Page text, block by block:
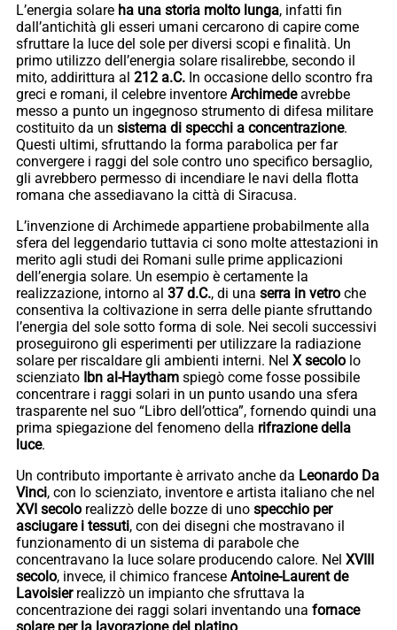
L’energia solare ha una storia molto lunga, infatti fin
dall’antichità gli esseri umani cercarono di capire come
sfruttare la luce del sole per diversi scopi e finalità. Un
primo utilizzo dell’energia solare risalirebbe, secondo il
mito, addirittura al 212 a.C. In occasione dello scontro fra
greci e romani, il celebre inventore Archimedeavrebbe
messo a punto un ingegnoso strumento di difesa militare
costituito da un sistema di specchi a concentrazione.
Questi ultimi, sfruttando la forma parabolica per far
convergere i raggi del sole contro uno specifico bersaglio,
gli avrebbero permesso di incendiare le navi della flotta
romana che assediavano la città di Siracusa.
L’invenzione di Archimede appartiene probabilmente alla
sfera del leggendario tuttavia ci sono molte attestazioni in
merito agli studi dei Romani sulle prime applicazioni
dell’energia solare. Un esempio è certamente la
realizzazione, intorno al 37 d.C., di una serra in vetro che
consentiva la coltivazione in serra delle piante sfruttando
l’energia del sole sotto forma di sole. Nei secoli successivi
proseguirono gli esperimenti per utilizzare la radiazione
solare per riscaldare gli ambienti interni. Nel X secolo lo
scienziato Ibn al-Haytham spiegò come fosse possibile
concentrare i raggi solari in un punto usando una sfera
trasparente nel suo “Libro dell’ottica”, fornendo quindi una
prima spiegazione del fenomeno della rifrazione della
luce.
Un contributo importante è arrivato anche da Leonardo Da
Vinci, con lo scienziato, inventore e artista italiano che nel
XVI secolo realizzò delle bozze di uno specchio per
asciugare i tessuti, con dei disegni che mostravano il
funzionamento di un sistema di parabole che
concentravano la luce solare producendo calore. Nel XVIII
secolo, invece, il chimico francese Antoine-Laurent de
Lavoisierrealizzò un impianto che sfruttava la
concentrazione dei raggi solari inventando una fornace